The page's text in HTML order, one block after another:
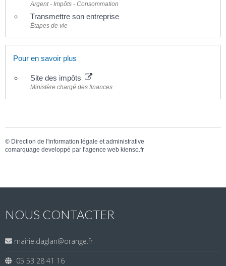
Argent - Impôts - Consommation
Transmettre son entreprise
Étapes de vie
Pour en savoir plus
Site des impôts
Ministère chargé des finances
© Direction de l'information légale et administrative
comarquage developpé par l'agence web kienso.fr
NOUS CONTACTER
mairie.daglan@orange.fr
05 53 28 41 16